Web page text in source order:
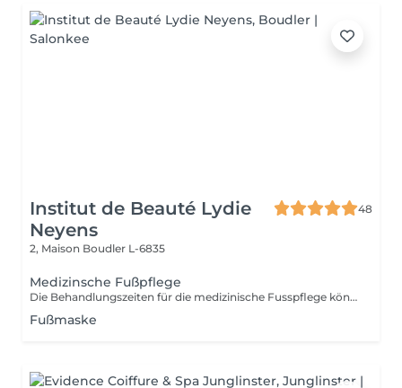
Institut de Beauté Lydie
Neyens
48
2, Maison Boudler L-6835
Medizinsche Fußpflege
Die Behandlungszeiten für die medizinische Fusspflege können unterschiedlich sein. Le temps nécessaire pour les pédicures peuvent varier.
Fußmaske